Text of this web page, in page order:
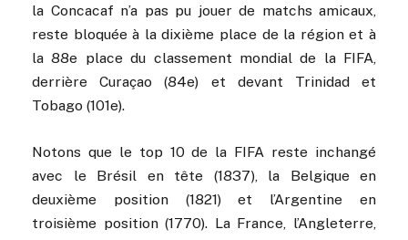
la Concacaf n’a pas pu jouer de matchs amicaux,
reste bloquée à la dixième place de la région et à
la 88e place du classement mondial de la FIFA,
derrière Curaçao (84e) et devant Trinidad et
Tobago (101e).
Notons que le top 10 de la FIFA reste inchangé
avec le Brésil en tête (1837), la Belgique en
deuxième position (1821) et l’Argentine en
troisième position (1770). La France, l’Angleterre,